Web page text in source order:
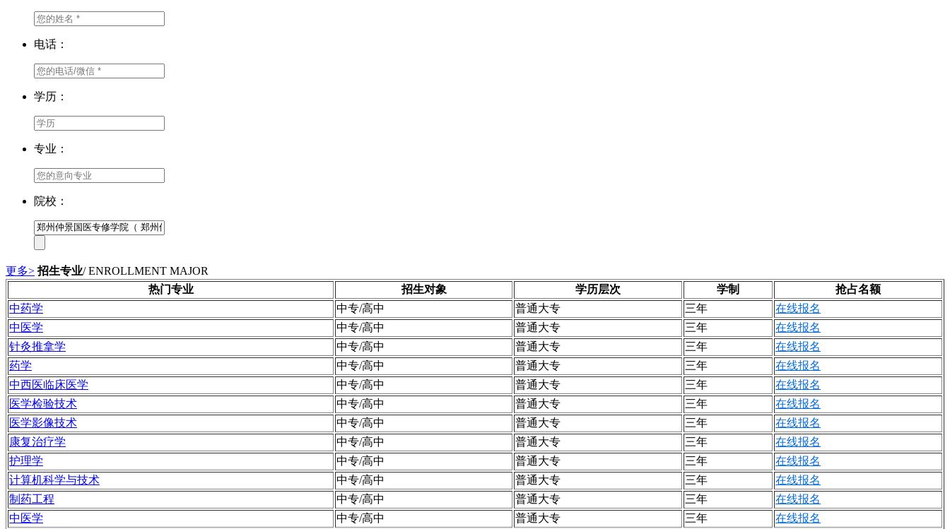
电话：
学历：
专业：
院校：
更多> 招生专业/ ENROLLMENT MAJOR
热门专业
招生对象 学历层次 学制
抢占名额
中药学
中专/高中 普通大专 三年
在线报名
中医学
中专/高中 普通大专 三年
在线报名
针灸推拿学
中专/高中 普通大专 三年
在线报名
药学
中专/高中 普通大专 三年
在线报名
中西医临床医学
中专/高中 普通大专 三年
在线报名
医学检验技术
中专/高中 普通大专 三年
在线报名
医学影像技术
中专/高中 普通大专 三年
在线报名
康复治疗学
中专/高中 普通大专 三年
在线报名
护理学
中专/高中 普通大专 三年
在线报名
计算机科学与技术
中专/高中 普通大专 三年
在线报名
制药工程
中专/高中 普通大专 三年
在线报名
中医学
中专/高中 普通大专 三年
在线报名